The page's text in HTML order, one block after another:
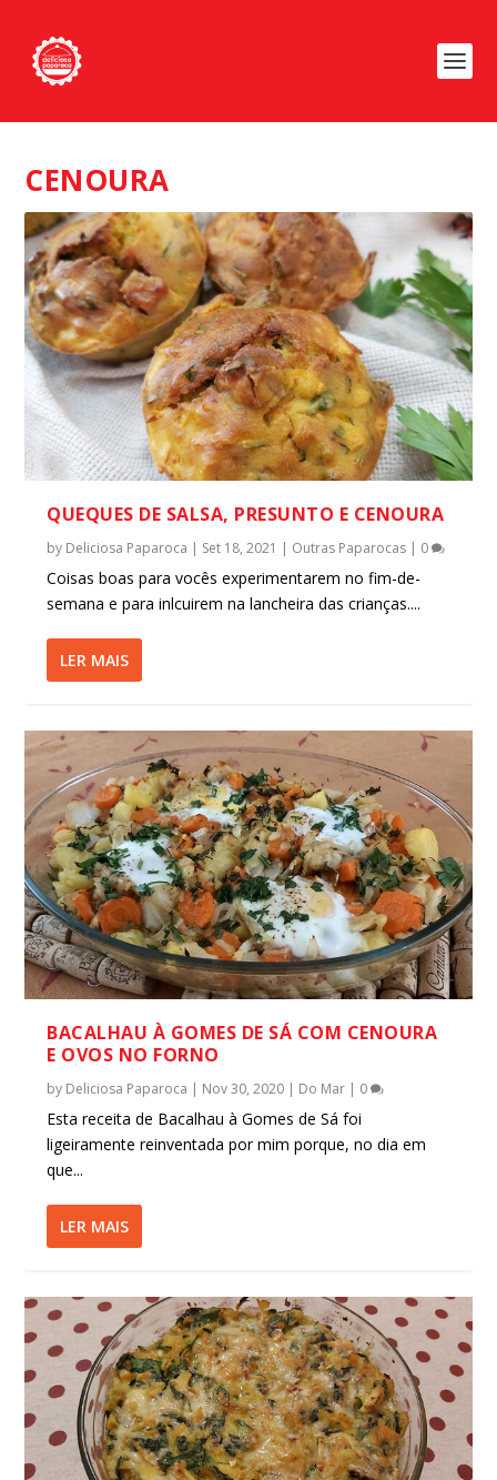
CENOURA
QUEQUES DE SALSA, PRESUNTO E CENOURA
by Deliciosa Paparoca | Set 18, 2021 | Outras Paparocas | 0
Coisas boas para vocês experimentarem no fim-de-
semana e para inlcuirem na lancheira das crianças....
LER MAIS
BACALHAU À GOMES DE SÁ COM CENOURA
E OVOS NO FORNO
by Deliciosa Paparoca | Nov 30, 2020 | Do Mar | 0
Esta receita de Bacalhau à Gomes de Sá foi
ligeiramente reinventada por mim porque, no dia em
que...
LER MAIS